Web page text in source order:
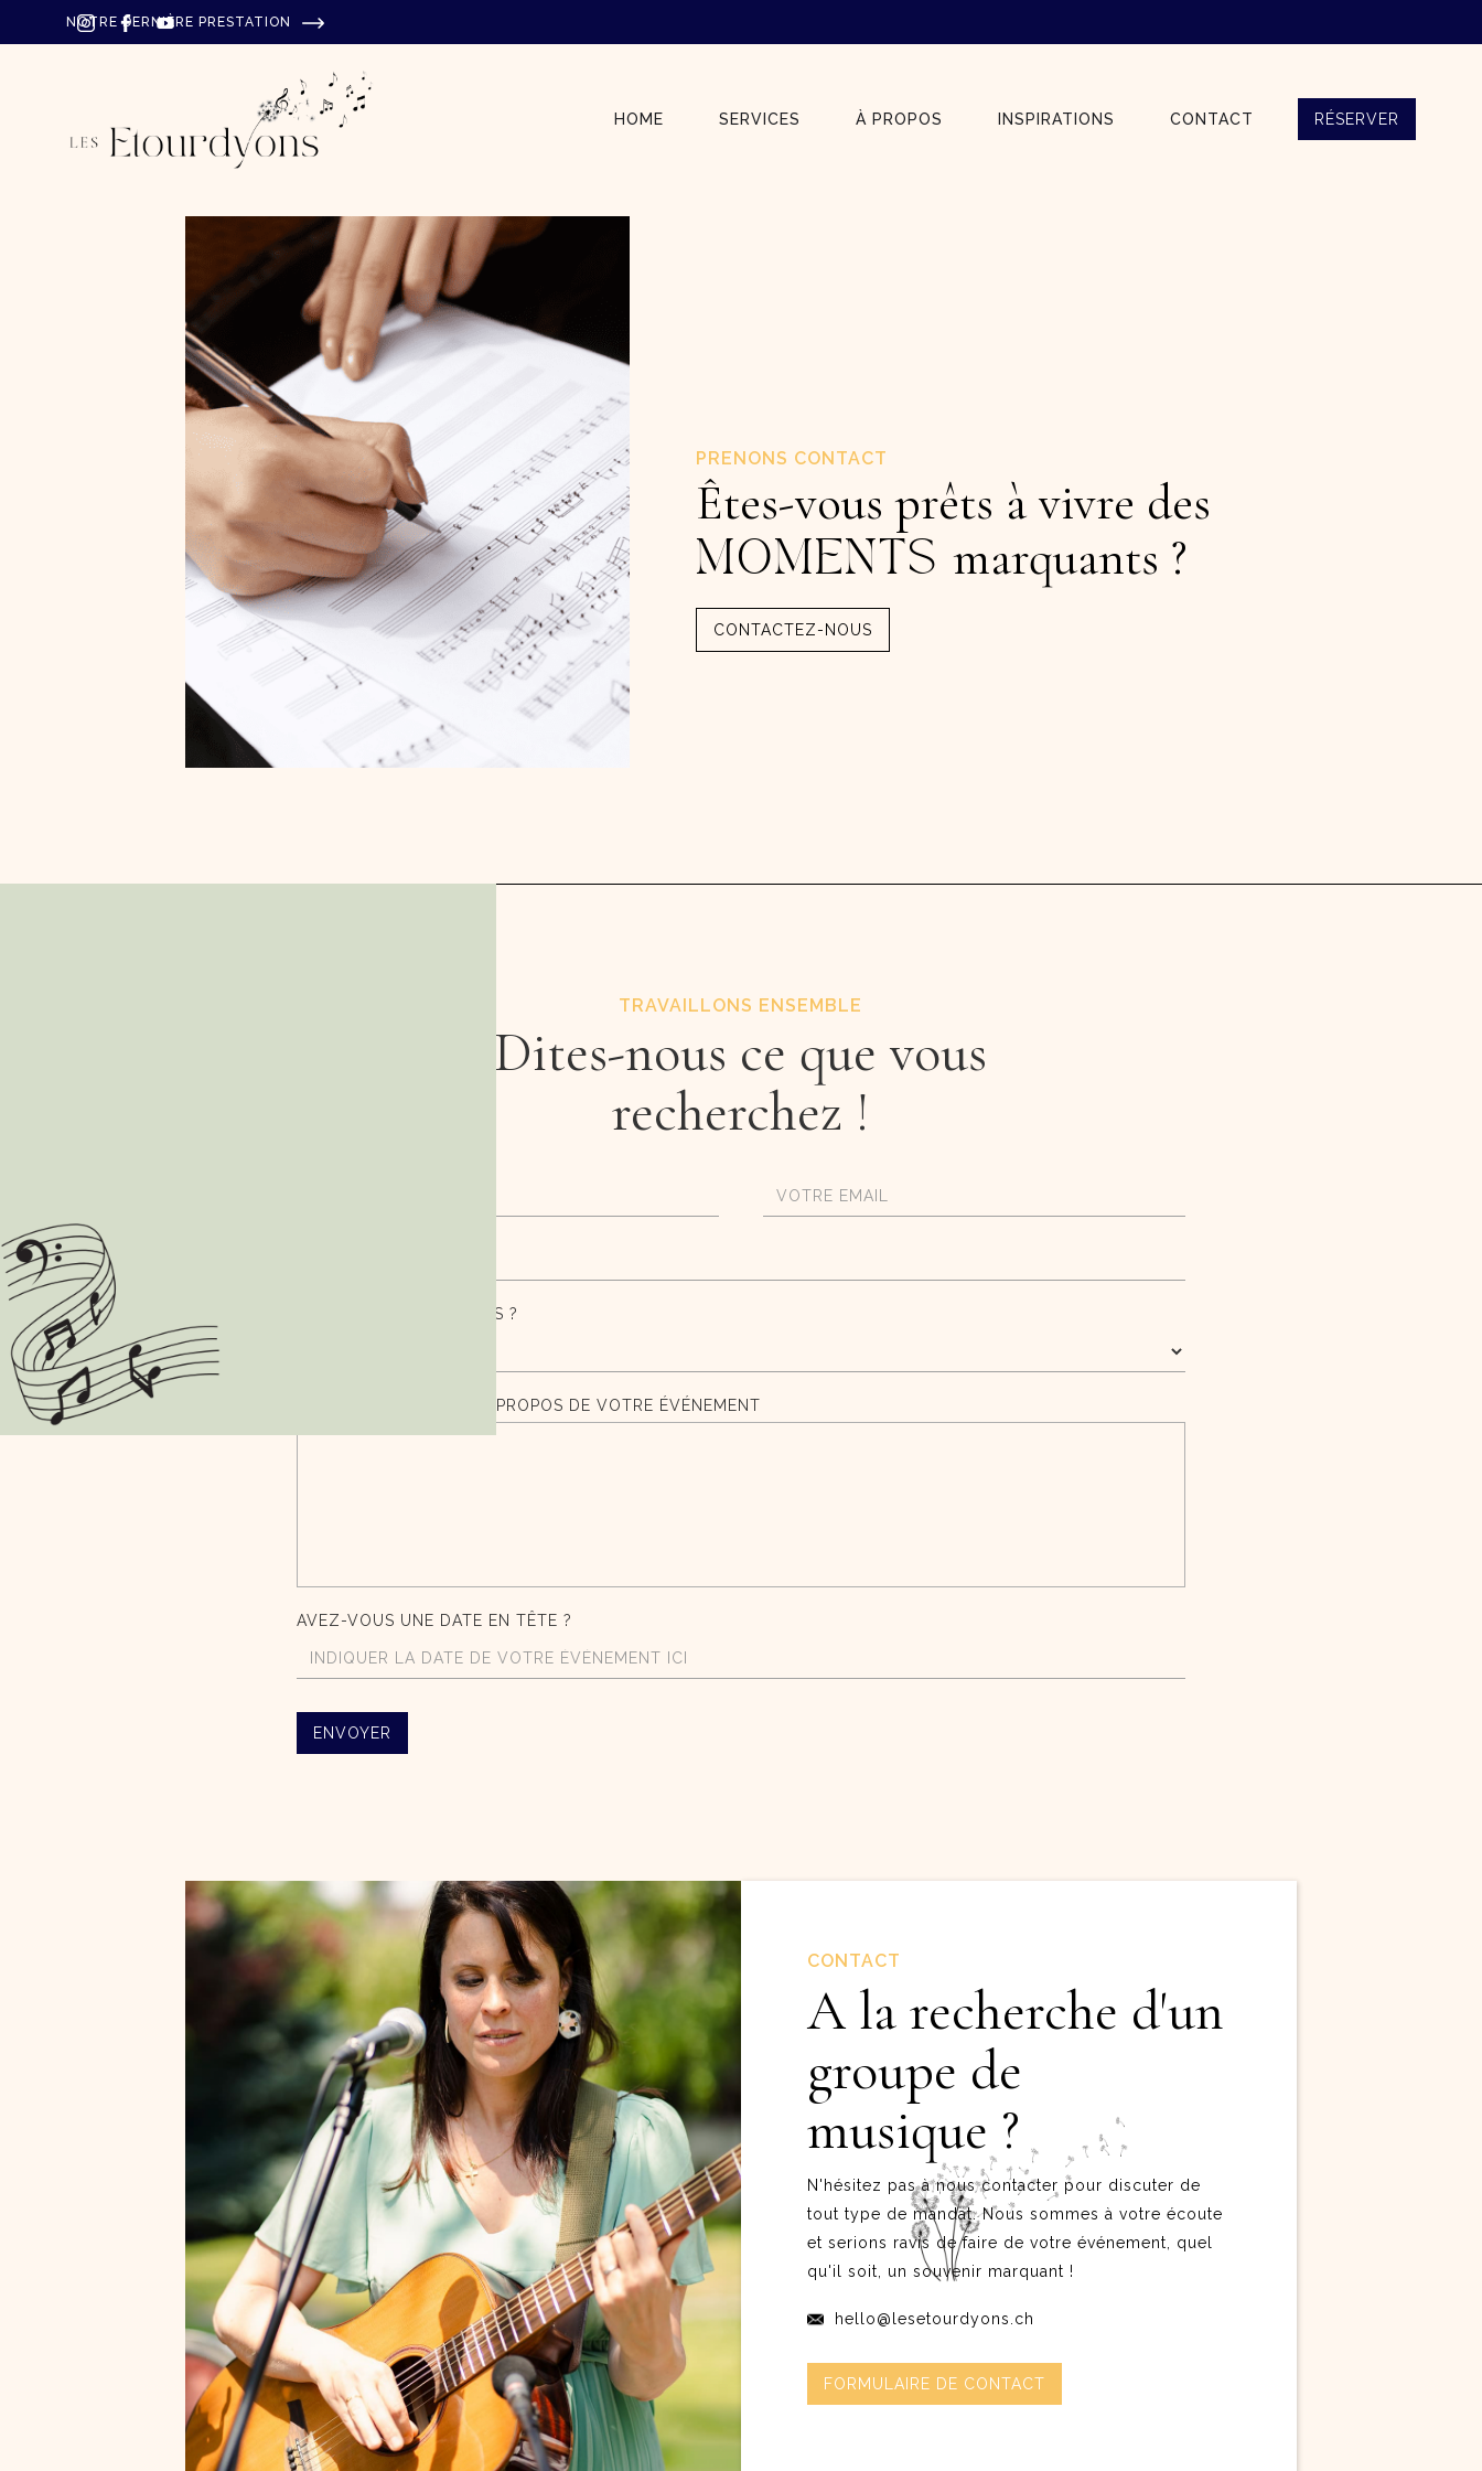
NOTRE DERNIÈRE PRESTATION
HOME SERVICES À PROPOS INSPIRATIONS CONTACT RÉSERVER
PRENONS CONTACT
Êtes-vous prêts à vivre des
MOMENTSmarquants ?
CONTACTEZ-NOUS
TRAVAILLONS ENSEMBLE
Dites-nous ce que vous
recherchez !
QUE RECHERCHEZ-VOUS ?
DITES-NOUS EN PLUS À PROPOS DE VOTRE ÉVÉNEMENT
AVEZ-VOUS UNE DATE EN TÊTE ?
CONTACT
A la recherche d'un
groupe de
musique ?
N'hésitez pas à nous contacter pour discuter de
tout type de mandat. Nous sommes à votre écoute
et serions ravis de faire de votre événement, quel
qu'il soit, un souvenir marquant !
hello@lesetourdyons.ch
FORMULAIRE DE CONTACT